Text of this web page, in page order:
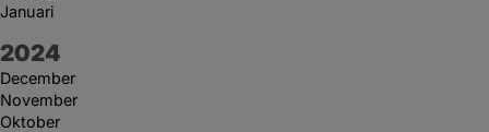
Januari
År:
2024
December
November
Oktober